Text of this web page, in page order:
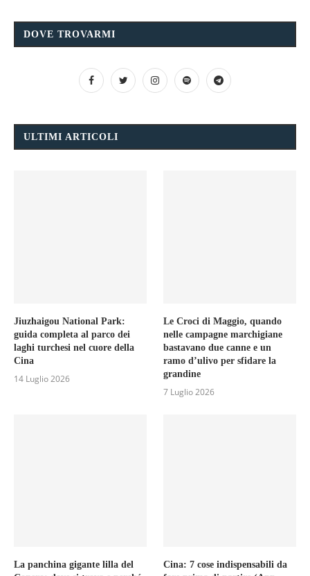
DOVE TROVARMI
ULTIMI ARTICOLI
Jiuzhaigou National Park:
guida completa al parco dei
laghi turchesi nel cuore della
Cina
14 Luglio 2026
Le Croci di Maggio, quando
nelle campagne marchigiane
bastavano due canne e un
ramo d’ulivo per sfidare la
grandine
7 Luglio 2026
La panchina gigante lilla del
Cina: 7 cose indispensabili da